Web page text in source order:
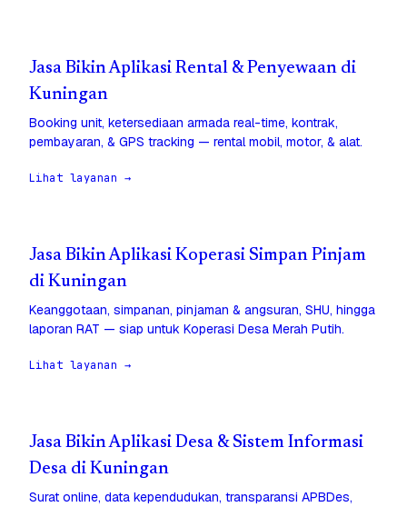
Jasa Bikin Aplikasi Rental & Penyewaan di
Kuningan
Booking unit, ketersediaan armada real-time, kontrak,
pembayaran, & GPS tracking — rental mobil, motor, & alat.
Lihat layanan →
Jasa Bikin Aplikasi Koperasi Simpan Pinjam
di Kuningan
Keanggotaan, simpanan, pinjaman & angsuran, SHU, hingga
laporan RAT — siap untuk Koperasi Desa Merah Putih.
Lihat layanan →
Jasa Bikin Aplikasi Desa & Sistem Informasi
Desa di Kuningan
Surat online, data kependudukan, transparansi APBDes,